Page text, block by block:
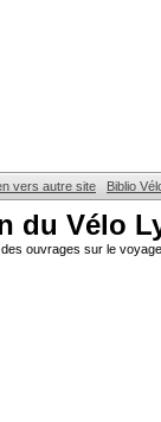
vers autre site Biblio
du Vélo
ouvrages sur le